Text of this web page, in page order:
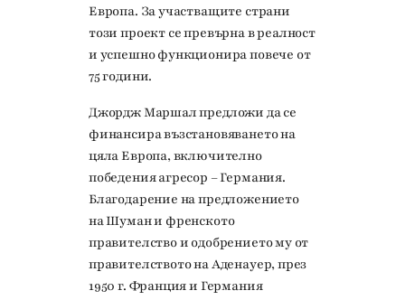
Европа. За участващите страни
този проект се превърна в реалност
и успешно функционира повече от
75 години.
Джордж Маршал предложи да се
финансира възстановяването на
цяла Европа, включително
победения агресор – Германия.
Благодарение на предложението
на Шуман и френското
правителство и одобрението му от
правителството на Аденауер, през
1950 г. Франция и Германия